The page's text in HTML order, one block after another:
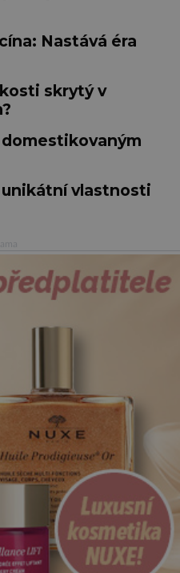
Nastává éra
skrytý v
vlastnosti